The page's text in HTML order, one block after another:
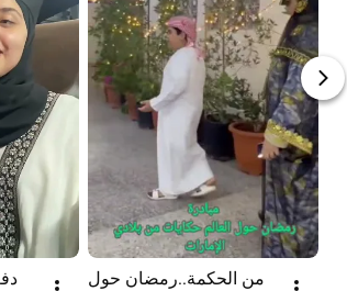
من الحكمة..رمضان حول